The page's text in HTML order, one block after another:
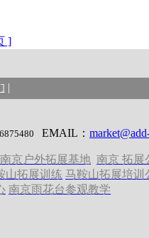
]
|
EMAIL：
南京户外拓展基地 南京 拓展
山拓展训练 马鞍山拓展培训
南京雨花台参观教学